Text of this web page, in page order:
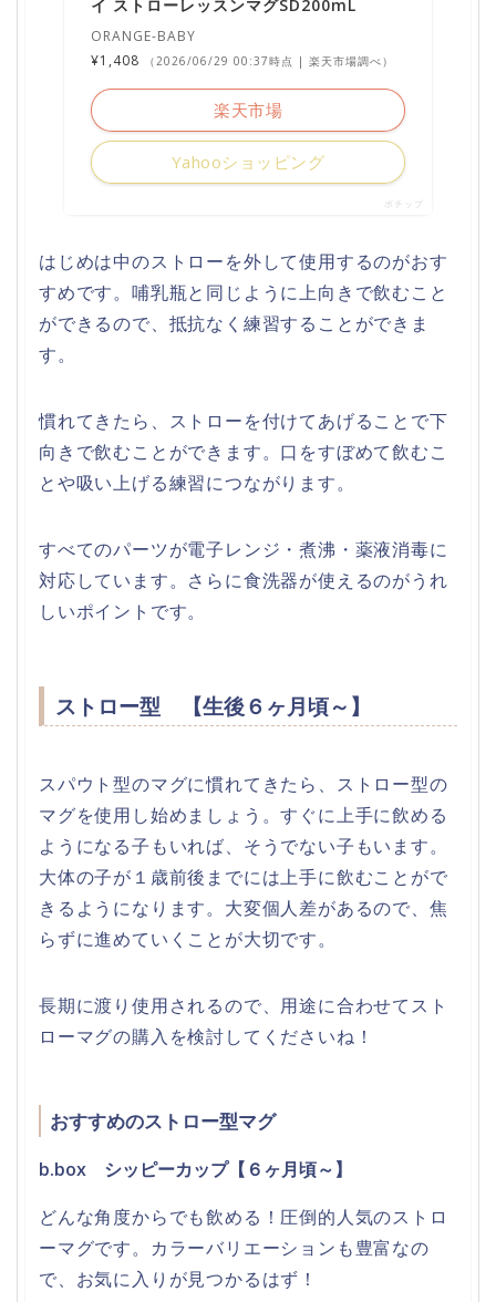
イ ストローレッスンマグSD200mL
ORANGE-BABY
¥1,408
（2026/06/29 00:37時点 | 楽天市場調べ）
楽天市場
Yahooショッピング
ポチップ
はじめは中のストローを外して使用するのがおす
すめです。哺乳瓶と同じように上向きで飲むこと
ができるので、抵抗なく練習することができま
す。
慣れてきたら、ストローを付けてあげることで下
向きで飲むことができます。口をすぼめて飲むこ
とや吸い上げる練習につながります。
すべてのパーツが電子レンジ・煮沸・薬液消毒に
対応しています。さらに食洗器が使えるのがうれ
しいポイントです。
ストロー型 【生後６ヶ月頃～】
スパウト型のマグに慣れてきたら、ストロー型の
マグを使用し始めましょう。すぐに上手に飲める
ようになる子もいれば、そうでない子もいます。
大体の子が１歳前後までには上手に飲むことがで
きるようになります。大変個人差があるので、焦
らずに進めていくことが大切です。
長期に渡り使用されるので、用途に合わせてスト
ローマグの購入を検討してくださいね！
おすすめのストロー型マグ
b.box シッピーカップ【６ヶ月頃～】
どんな角度からでも飲める！圧倒的人気のストロ
ーマグです。カラーバリエーションも豊富なの
で、お気に入りが見つかるはず！